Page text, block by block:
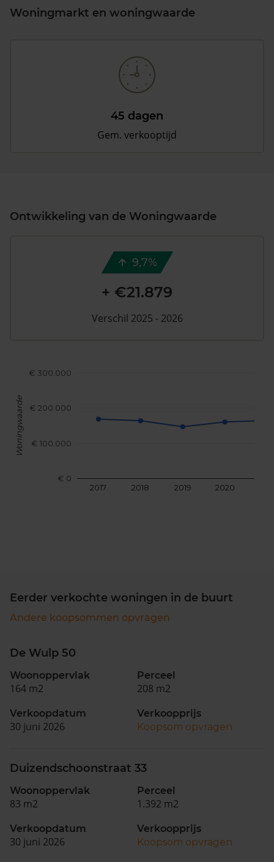
Woningmarkt en woningwaarde
45 dagen
Gem. verkooptijd
Ontwikkeling van de Woningwaarde
2017 2018 2019 2020
€ 0
€ 100.000
€ 200.000
€ 300.000
Woningwaarde
9,7%
+ €21.879
Verschil 2025 - 2026
Eerder verkochte woningen in de buurt
Andere koopsommen opvragen
De Wulp 50
Woonoppervlak
164 m2
Perceel
208 m2
Verkoopdatum
30 juni 2026
Verkoopprijs
Koopsom opvragen
Duizendschoonstraat 33
Woonoppervlak
83 m2
Perceel
1.392 m2
Verkoopdatum
30 juni 2026
Verkoopprijs
Koopsom opvragen